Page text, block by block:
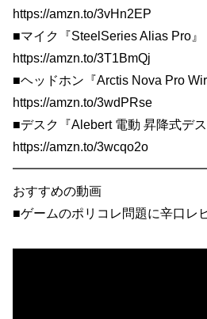
https://amzn.to/3vHn2EP
■マイク『SteelSeries Alias Pro』
https://amzn.to/3T1BmQj
■ヘッドホン『Arctis Nova Pro
https://amzn.to/3wdPRse
■デスク『Alebert 電動 昇降式デス
https://amzn.to/3wcqo2o
おすすめの動画
■ゲームのポリコレ問題に辛口レ